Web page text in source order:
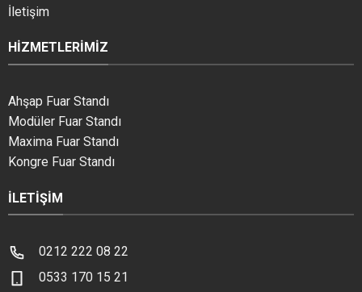
İletişim
HIZMETLERIMIZ
Ahşap Fuar Standı
Modüler Fuar Standı
Maxima Fuar Standı
Kongre Fuar Standı
İLETIŞIM
0212 222 08 22
0533 170 15 21